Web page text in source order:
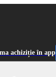
achiziție în app